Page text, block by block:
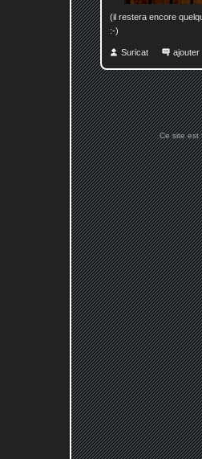
(il restera encore
:-)
Suricat ajouter
Ce site est